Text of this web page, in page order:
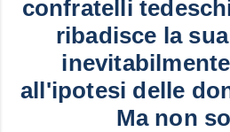
confratelli
ribadisce la
all'ipotesi delle
Ma non